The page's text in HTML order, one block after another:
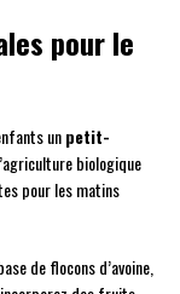
pour le
unpetit-
biologique
pour les matins
de flocons d’avoine,